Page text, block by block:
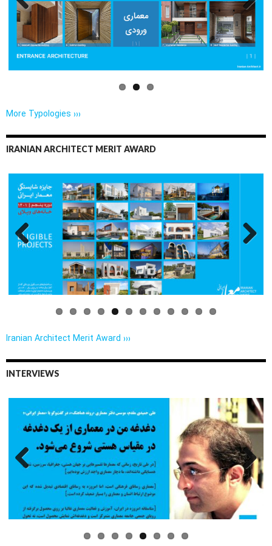
Previo
us
Next
More Typologies ›››
IRANIAN ARCHITECT MERIT AWARD
Previo
Iranian Architect Merit Award ›››
INTERVIEWS
Next